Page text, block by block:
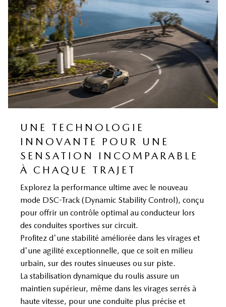
UNE TECHNOLOGIE
INNOVANTE POUR UNE
SENSATION INCOMPARABLE
À CHAQUE TRAJET
Explorez la performance ultime avec le nouveau
mode DSC-Track (Dynamic Stability Control), conçu
pour offrir un contrôle optimal au conducteur lors
des conduites sportives sur circuit.
Profitez d'une stabilité améliorée dans les virages et
d'une agilité exceptionnelle, que ce soit en milieu
urbain, sur des routes sinueuses ou sur piste.
La stabilisation dynamique du roulis assure un
maintien supérieur, même dans les virages serrés à
haute vitesse, pour une conduite plus précise et